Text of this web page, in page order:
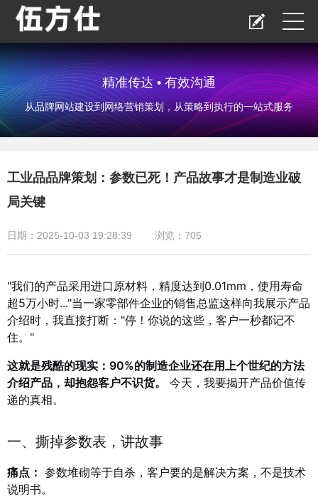
精准传达 • 有效沟通
从品牌网站建设到网络营销策划，从策略到执行的一站式服务
工业品品牌策划：参数已死！产品故事才是制造业破
局关键
日期：2025-10-03 19:28:39 浏览： 705
"我们的产品采用进口原材料，精度达到0.01mm，使用寿命
超5万小时..."当一家零部件企业的销售总监这样向我展示产品
介绍时，我直接打断："停！你说的这些，客户一秒都记不
住。"
这就是残酷的现实：90%的制造企业还在用上个世纪的方法
介绍产品，却抱怨客户不识货。
今天，我要揭开产品价值传
递的真相。
一、撕掉参数表，讲故事
痛点： 参数堆砌等于自杀，客户要的是解决方案，不是技术
说明书。